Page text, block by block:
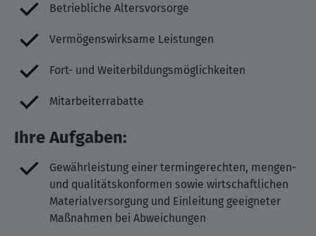
Betriebliche Altersvorsorge
Vermögenswirksame Leistungen
Fort- und Weiterbildungsmöglichkeiten
Mitarbeiterrabatte
Ihre Aufgaben:
Gewährleistung einer termingerechten, mengen-
und qualitätskonformen sowie wirtschaftlichen
Materialversorgung und Einleitung geeigneter
Maßnahmen bei Abweichungen